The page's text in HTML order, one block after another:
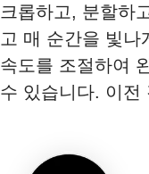
크롭하고, 분할하
고 매 순간을 빛
속도를 조절하여
수 있습니다. 이전